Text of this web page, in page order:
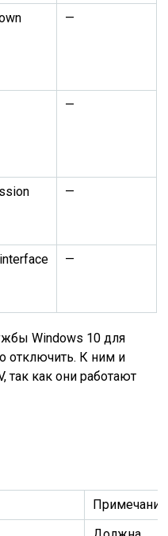
—
—
—
—
Windows 10 для
К ним и
так как они работают
Примечание